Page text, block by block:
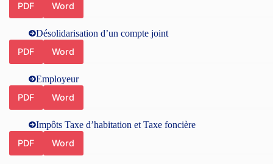
PDF
Word
Désolidarisation d’un compte joint
PDF
Word
Employeur
PDF
Word
Impôts Taxe d’habitation et Taxe foncière
PDF
Word